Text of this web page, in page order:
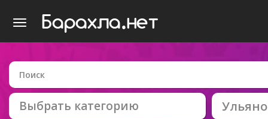
Выбрать категорию